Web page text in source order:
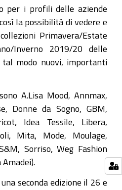
per i profili delle aziende
la possibilità di vedere e
Primavera/Estate
Inverno 2019/20 delle
modo nuovi, importanti
A.Lisa Mood, Annmax,
Donne da Sogno, GBM,
Idea Tessile, Libera,
Mita, Mode, Moulage,
Sorriso, Weg Fashion
seconda edizione il 26 e